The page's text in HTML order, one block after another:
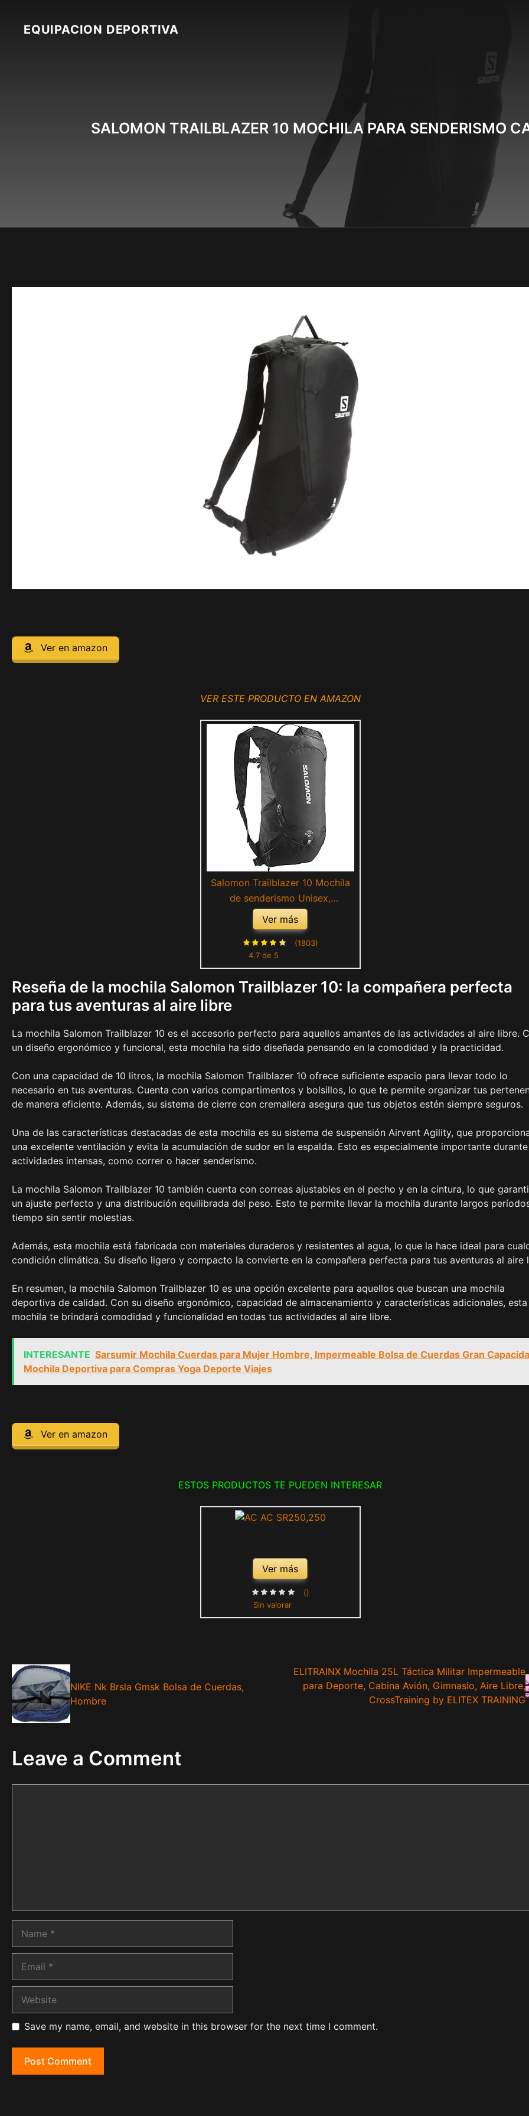
contentEQUIPACION DEPORTIVA
SALOMON TRAILBLAZER 10 MOCHILA PARA SENDERISMO
Ver en amazon
VER ESTE PRODUCTO EN AMAZON
Salomon Trailblazer 10 Mochila
de senderismo Unisex,
Versatilidad, Fácil de usar,
Comodidad y ligereza, Black,
Black
Ver más
4.7 de 5
(1803)
Reseña de la mochila Salomon Trailblazer 10: la compañera perfecta
para tus aventuras al aire libre
La mochila Salomon Trailblazer 10 es el accesorio perfecto para aquellos amantes de las actividades al aire libre.
un diseño ergonómico y funcional, esta mochila ha sido diseñada pensando en la comodidad y la practicidad.
Con una capacidad de 10 litros, la mochila Salomon Trailblazer 10 ofrece suficiente espacio para llevar todo lo
necesario en tus aventuras. Cuenta con varios compartimentos y bolsillos, lo que te permite organizar tus
de manera eficiente. Además, su sistema de cierre con cremallera asegura que tus objetos estén siempre seguros.
Una de las características destacadas de esta mochila es su sistema de suspensión Airvent Agility, que
una excelente ventilación y evita la acumulación de sudor en la espalda. Esto es especialmente importante durante
actividades intensas, como correr o hacer senderismo.
La mochila Salomon Trailblazer 10 también cuenta con correas ajustables en el pecho y en la cintura, lo que
un ajuste perfecto y una distribución equilibrada del peso. Esto te permite llevar la mochila durante largos
tiempo sin sentir molestias.
Además, esta mochila está fabricada con materiales duraderos y resistentes al agua, lo que la hace ideal para
condición climática. Su diseño ligero y compacto la convierte en la compañera perfecta para tus aventuras al aire
En resumen, la mochila Salomon Trailblazer 10 es una opción excelente para aquellos que buscan una mochila
deportiva de calidad. Con su diseño ergonómico, capacidad de almacenamiento y características adicionales, esta
mochila te brindará comodidad y funcionalidad en todas tus actividades al aire libre.
INTERESANTE Sarsumir Mochila Cuerdas para Mujer Hombre, Impermeable Bolsa de Cuerdas Gran
Mochila Deportiva para Compras Yoga Deporte Viajes
Ver en amazon
ESTOS PRODUCTOS TE PUEDEN INTERESAR
Ver más
Sin valorar
()
NIKE Nk Brsla Gmsk Bolsa de Cuerdas,
Hombre
ELITRAINX Mochila 25L Táctica Militar Impermeable
para Deporte, Cabina Avión, Gimnasio, Aire Libre,
CrossTraining by ELITEX TRAINING
Leave a Comment
Save my name, email, and website in this browser for the next time I comment.